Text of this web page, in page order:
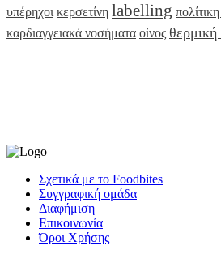
υπέρηχοι κερσετίνη labelling
καρδιαγγειακά νοσήματα οίνος θερμική
Σχετικά με το Foodbites
Συγγραφική ομάδα
Διαφήμιση
Επικοινωνία
Όροι Χρήσης